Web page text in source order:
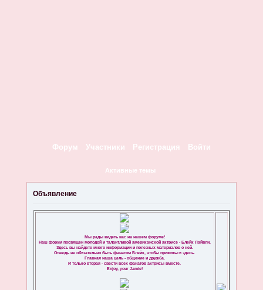
Форум Участники Регистрация Войти
Активные темы
Объявление
Мы рады видеть вас на нашем форуме!
Наш форум посвящен молодой и талантливой американской актрисе - Блейк Лайвли.
Здесь вы найдете много информации и полезных материалов о ней.
Отнюдь не обязательно быть фанатом Блейк, чтобы прижиться здесь.
Главная наша цель - общение и дружба.
И только вторая - свести всех фанатов актрисы вместе.
Enjoy, your Jamie!